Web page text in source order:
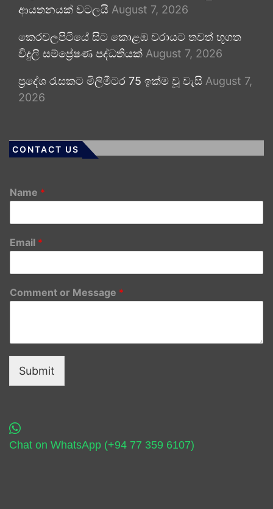
ආයතනයක් වටලයි August 7, 2026
කෙරවලපිටියේ සිට කොළඹ වරායට තවත් භූගත
විදුලි සම්ප්‍රේෂණ පද්ධතියක් August 7, 2026
ප්‍රදේශ රැසකට මිලිමීටර 75 ඉක්ම වූ වැසි August 7,
2026
CONTACT US
Name *
Email *
Comment or Message *
Submit
Chat on WhatsApp (+94 77 359 6107)